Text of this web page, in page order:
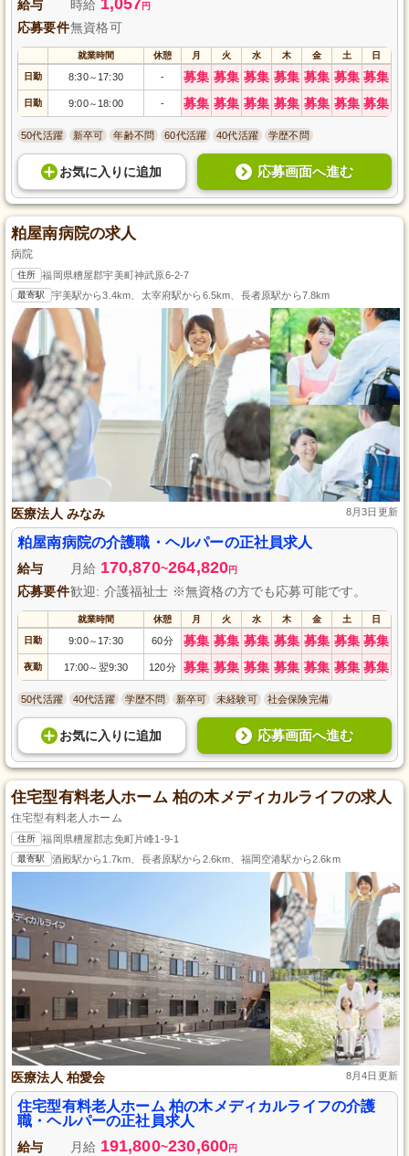
給与 時給 円
応募要件無資格可
就業時間 休憩 月 火 水 木 金 土 日
日勤 8:30～ 17:30 - 募集 募集 募集 募集 募集 募集 募集
日勤 9:00～ 18:00 - 募集 募集 募集 募集 募集 募集 募集
50代活躍 新卒可 年齢不問 60代活躍 40代活躍 学歴不問
お気に入り に追加 応募画面へ進む
粕屋南病院の求人
病院
住所 福岡県糟屋郡宇美町神武原6-2-7
最寄駅 宇美駅から3.4km、太宰府駅から6.5km、長者原駅から7.8km
医療法人 みなみ 8月3日更新
粕屋南病院の介護職・ヘルパーの正社員求人
給与 月給 170,870~264,820円
応募要件歓迎: 介護福祉士 ※無資格の方でも応募可能です。
就業時間 休憩 月 火 水 木 金 土 日
日勤 9:00～ 17:30 60分 募集 募集 募集 募集 募集 募集 募集
夜勤 17:00～ 翌9:30 120分 募集 募集 募集 募集 募集 募集 募集
50代活躍 40代活躍 学歴不問 新卒可 未経験可 社会保険完備
お気に入り に追加 応募画面へ進む
住宅型有料老人ホーム 柏の木メディカルライフの求人
住宅型有料老人ホーム
住所 福岡県糟屋郡志免町片峰1-9-1
最寄駅 酒殿駅から1.7km、長者原駅から2.6km、福岡空港駅から2.6km
医療法人 柏愛会 8月4日更新
住宅型有料老人ホーム 柏の木メディカルライフの介護
職・ヘルパーの正社員求人
給与 月給 191,800~230,600円